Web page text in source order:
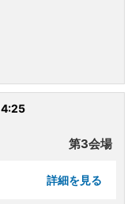
第3会場
詳細を見る